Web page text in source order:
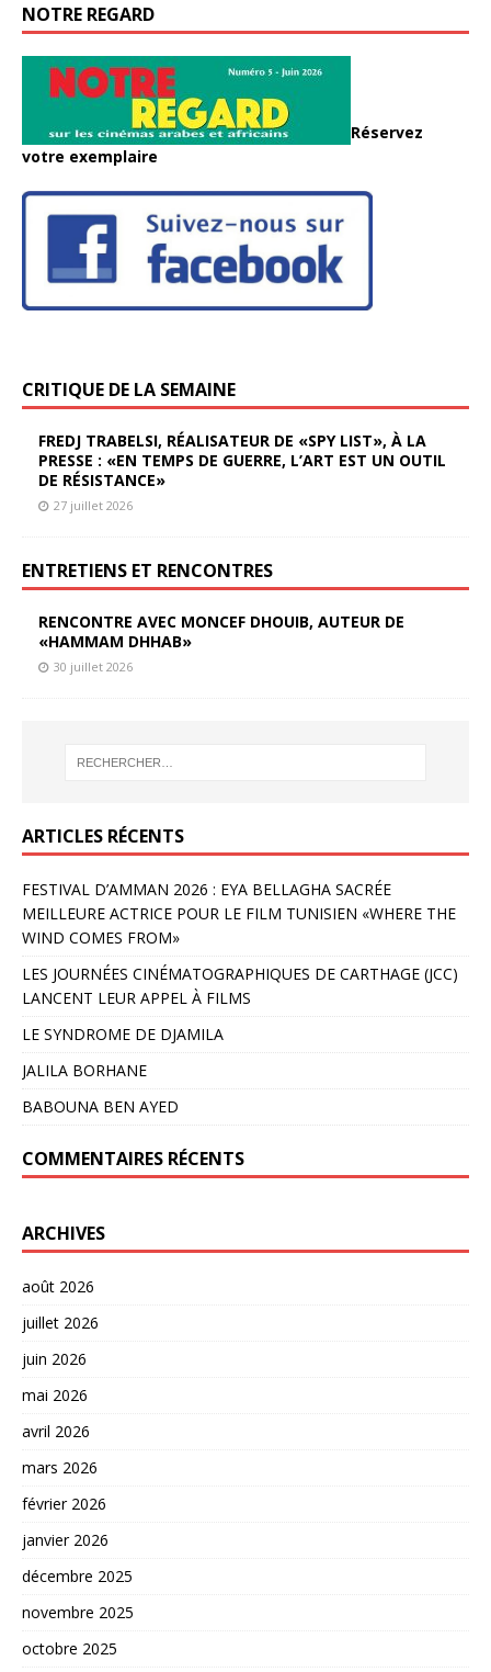
NOTRE REGARD
Réservez
votre exemplaire
CRITIQUE DE LA SEMAINE
FREDJ TRABELSI, RÉALISATEUR DE «SPY LIST», À LA
PRESSE : «EN TEMPS DE GUERRE, L’ART EST UN OUTIL
DE RÉSISTANCE»
27 juillet 2026
ENTRETIENS ET RENCONTRES
RENCONTRE AVEC MONCEF DHOUIB, AUTEUR DE
«HAMMAM DHHAB»
30 juillet 2026
ARTICLES RÉCENTS
FESTIVAL D’AMMAN 2026 : EYA BELLAGHA SACRÉE
MEILLEURE ACTRICE POUR LE FILM TUNISIEN «WHERE THE
WIND COMES FROM»
LES JOURNÉES CINÉMATOGRAPHIQUES DE CARTHAGE (JCC)
LANCENT LEUR APPEL À FILMS
LE SYNDROME DE DJAMILA
JALILA BORHANE
BABOUNA BEN AYED
COMMENTAIRES RÉCENTS
ARCHIVES
août 2026
juillet 2026
juin 2026
mai 2026
avril 2026
mars 2026
février 2026
janvier 2026
décembre 2025
novembre 2025
octobre 2025